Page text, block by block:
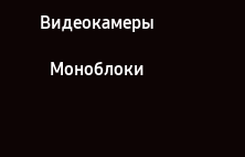
Видеокамеры
Моноблоки